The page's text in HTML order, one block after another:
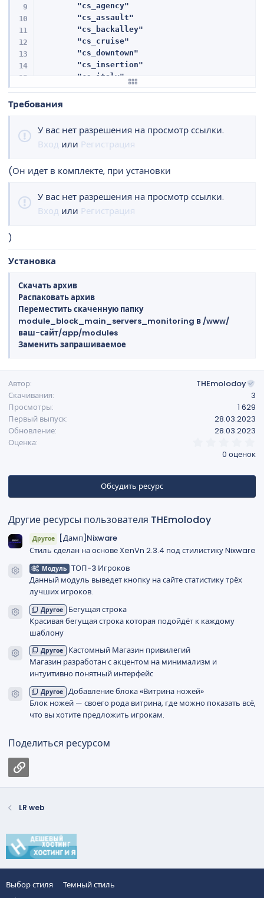
"cs_agency"
"cs_assault"
"cs_backalley"
"cs_cruise"
"cs_downtown"
"cs_insertion"
"cs_italy"
"cs_thunder"
"cs_workout"
"de_ancient"
"de_aztec"
"de_bazaar"
"de_cbble"
"de_dust"
"de_dust2"
"de_empire"
"de_facade"
"de_favela"
"de_inferno"
"de_marquis"
"de_mikla"
"de_mist"
"de_nuke"
"de_overgrown"
"de_rails"
"de_royal"
"de_safehouse"
"de_santorini"
"de_season"
"de_shortdust"
"de_shorttrain"
"de_sugarcane"
"de_train"
"de_tuscan"
"de_tulip"
"de_vertigo"
"de_zoo"
"de_mirage_minimal"
"de_dust2_minimal"
"de_inferno_destruct"
"orbitalstation"
"toycastle"
"ship_ren"
"de_brewery"
"de_dust20022"
"de_train_cyberpunk"
"cs_BbICOTKA_KPbIIIIA_3"
"mg_weapon_case_arenas_v1_2"
Требования
У вас нет разрешения на просмотр ссылки.
Вход или Регистрация
(Он идет в комплекте, при установки
У вас нет разрешения на просмотр ссылки.
Вход или Регистрация
)
Установка
Скачать архив
Распаковать архив
Переместить скаченную папку
module_block_main_servers_monitoring в /www/
ваш-сайт/app/modules
Заменить запрашиваемое
Автор
THEmolodoy
Скачивания
3
Просмотры
1 629
Первый выпуск
28.03.2023
Обновление
28.03.2023
Оценка
,
0
з
ё
0 оценок
Обсудить ресурс
Другие ресурсы пользователя THEmolodoy
Другое
[Дамп]Nixware
Стиль сделан на основе XenVn 2.3.4 под стилистику Nixware
Иконка ресурса
Модуль ТОП-3 Игроков
Данный модуль выведет кнопку на сайте статистику трёх
лучших игроков.
Иконка ресурса
Другое
Бегущая строка
Красивая бегущая строка которая подойдёт к каждому
шаблону
Иконка ресурса
Другое
Кастомный Магазин привилегий
Магазин разработан с акцентом на минимализм и
интуитивно понятный интерфейс
Иконка ресурса
Другое
Добавление блока «Витрина ножей»
Блок ножей — своего рода витрина, где можно показать всё,
что вы хотите предложить игрокам.
Поделиться ресурсом
LR web
Выбор стиля
Темный стиль